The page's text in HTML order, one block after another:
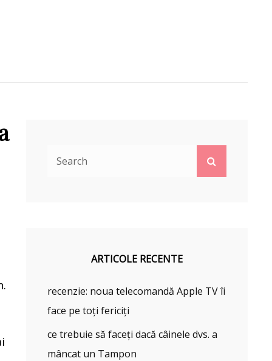
ARTICOLE RECENTE
recenzie: noua telecomandă Apple TV îi
face pe toți fericiți
ce trebuie să faceți dacă câinele dvs. a
mâncat un Tampon